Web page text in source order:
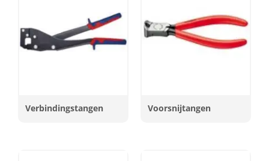
Verbindingstangen Voorsnijtangen